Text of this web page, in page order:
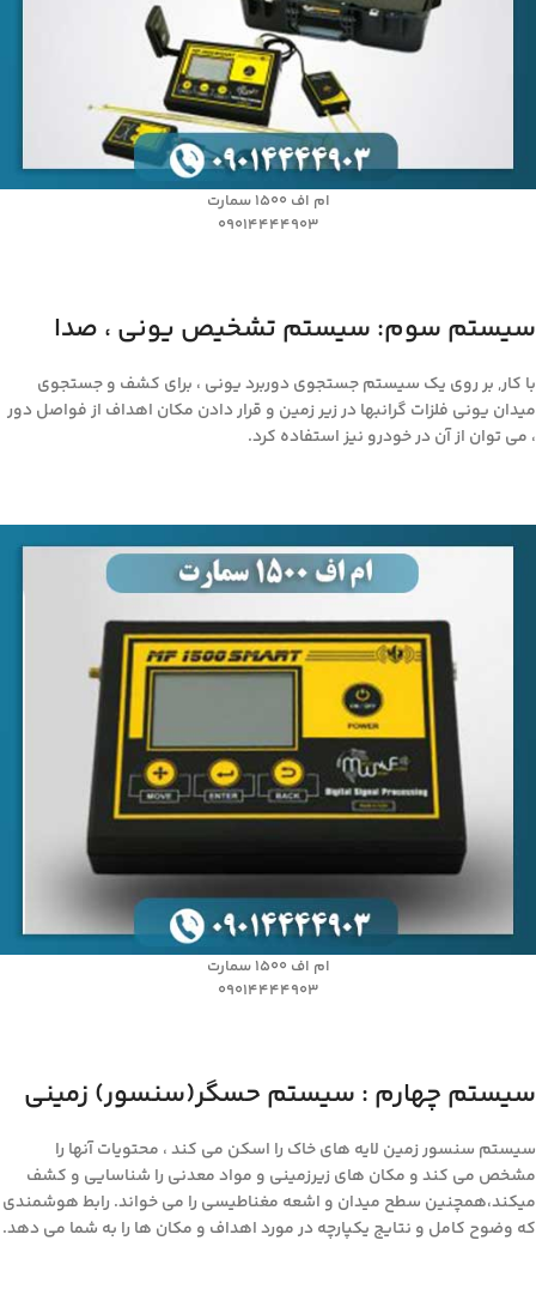
ام اف ۱۵۰۰ سمارت
09014444903
سیستم سوم: سیستم تشخیص یونی ، صدا
با کار, بر روی یک سیستم جستجوی دوربرد یونی ، برای کشف و جستجوی
میدان یونی فلزات گرانبها در زیر زمین و قرار دادن مکان اهداف از فواصل دور
، می توان از آن در خودرو نیز استفاده کرد.
ام اف ۱۵۰۰ سمارت
09014444903
سیستم چهارم : سیستم حسگر(سنسور) زمینی
سیستم سنسور زمین لایه های خاک را اسکن می کند ، محتویات آنها را
مشخص می کند و مکان های زیرزمینی و مواد معدنی را شناسایی و کشف
میکند،همچنین سطح میدان و اشعه مغناطیسی را می خواند. رابط هوشمندی
که وضوح کامل و نتایج یکپارچه در مورد اهداف و مکان ها را به شما می دهد.